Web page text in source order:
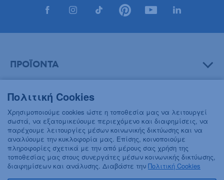
ΠΡΟΪΟΝΤΑ
ΒΟΗΘΕΙΑ
ΠΛΗΡΟΦΟΡΙΕΣ
Πολιτική Cookies
Χρησιμοποιούμε cookies ώστε η τοποθεσία μας να λειτουργεί
σωστά, να εξατομικεύουμε περιεχόμενο και διαφημίσεις, να
παρέχουμε λειτουργίες μέσων κοινωνικής δικτύωσης και να
αναλύουμε την κυκλοφορία μας. Επίσης, κοινοποιούμε
πληροφορίες σχετικά με την από μέρους σας χρήση της
τοποθεσίας μας στους συνεργάτες μέσων κοινωνικής δικτύωσης,
διαφημίσεων και ανάλυσης. Διαβάστε την Πολιτική Cookies